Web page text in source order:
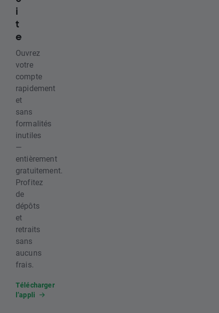
i
t
e
Ouvrez
votre
compte
rapidement
et
sans
formalités
inutiles
—
entièrement
gratuitement.
Profitez
de
dépôts
et
retraits
sans
aucuns
frais.
Télécharger
l’appli